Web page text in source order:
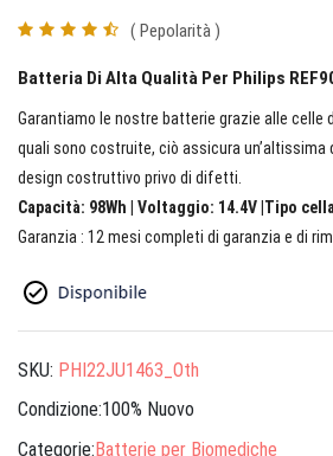
( Pepolarità )
Batteria Di Alta Qualità Per Philips
Garantiamo le nostre batterie grazie alle celle
quali sono costruite, ciò assicura un’altissima
design costruttivo privo di difetti.
Capacità: 98Wh | Voltaggio: 14.4V |Tipo
Garanzia : 12 mesi completi di garanzia e di
SKU: PHI22JU1463_Oth
Condizione:100% Nuovo
Categorie:Batterie per Biomediche